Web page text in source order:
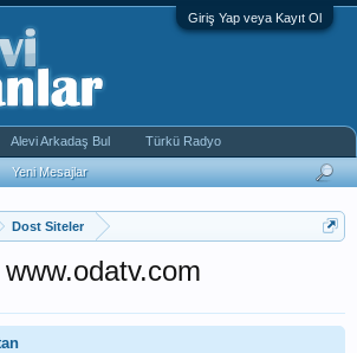
Giriş Yap veya Kayıt Ol
Dost Siteler
Yeni Mesajlar
Alevi Arkadaş Bul Türkü Radyo